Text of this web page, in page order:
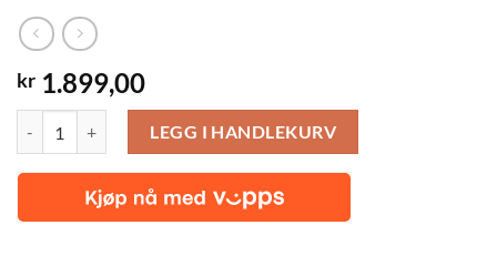
kr 1.899,00
LEGG I HANDLEKURV